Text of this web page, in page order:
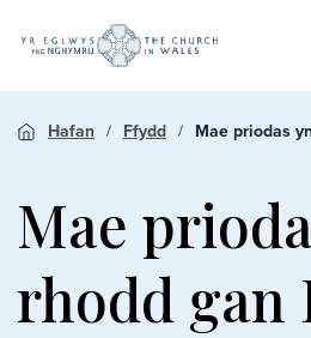
Hafan Ffydd Mae priodas
Mae
rhodd gan